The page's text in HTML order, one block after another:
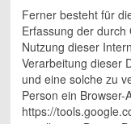
Ferner besteht für
Erfassung der
Nutzung dieser
Verarbeitung dieser
und eine solche zu
Person ein
https://